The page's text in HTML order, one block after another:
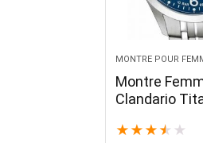
MONTRE POUR
Montre
Clandario
Argent
★ ★ ★ ★ ★